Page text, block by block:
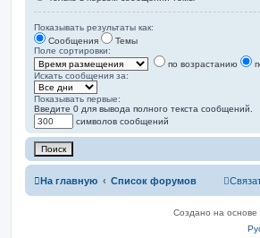
Показывать результаты как:
Сообщения
Темы
Поле сортировки:
по возрастанию
Искать сообщения за:
Показывать первые:
Введите 0 для вывода полного текста сообщений.
символов сообщений
На главную Список форумов
Создано на основе